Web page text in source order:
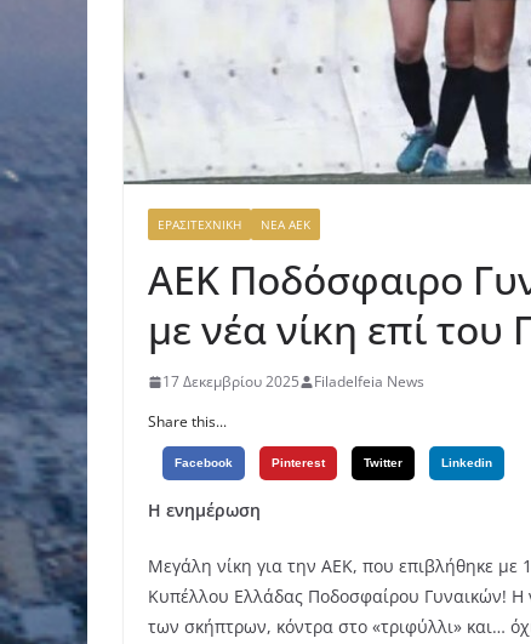
ΕΡΑΣΙΤΕΧΝΙΚΗ ΝΕΑ ΑΕΚ
ΑΕΚ Ποδόσφαιρο
με νέα νίκη επί του
17 Δεκεμβρίου 2025
Filadelfeia News
Share this...
Facebook Pinterest Twitter Linkedin
Η ενημέρωση
Μεγάλη νίκη για την ΑΕΚ, που επιβλήθηκε με
Κυπέλλου Ελλάδας Ποδοσφαίρου Γυναικών!
των σκήπτρων, κόντρα στο «τριφύλλι» και…